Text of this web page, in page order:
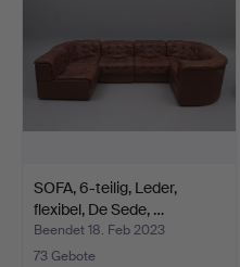
SOFA, 6-teilig, Leder,
flexibel, De Sede, …
Beendet 18. Feb 2023
73 Gebote